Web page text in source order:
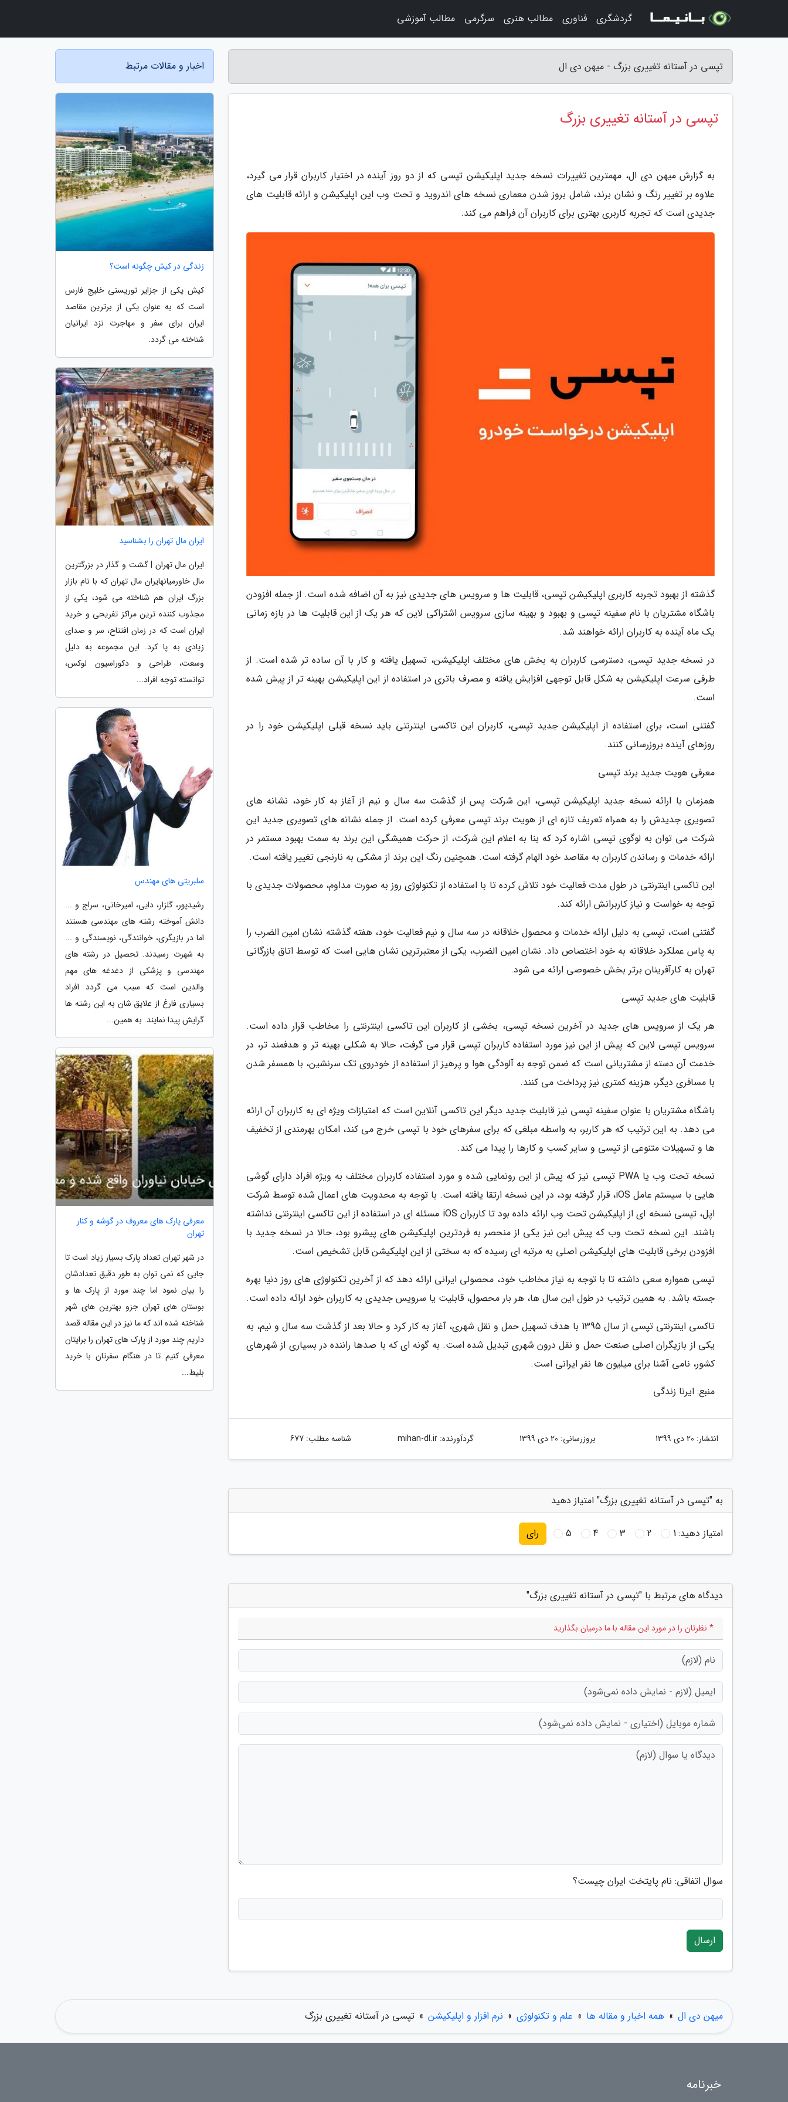
تپسی در آستانه تغییری بزرگ - میهن دی ال
تپسی در آستانه تغییری بزرگ
به گزارش میهن دی ال، مهمترین تغییرات نسخه جدید اپلیکیشن تپسی که از دو روز آینده در اختیار کاربران قرار می گیرد،
علاوه بر تغییر رنگ و نشان برند، شامل بروز شدن معماری نسخه های اندروید و تحت وب این اپلیکیشن و ارائه قابلیت های
جدیدی است که تجربه کاربری بهتری برای کاربران آن فراهم می کند.
گذشته از بهبود تجربه کاربری اپلیکیشن تپسی، قابلیت ها و سرویس های جدیدی نیز به آن اضافه شده است. از جمله افزودن
باشگاه مشتریان با نام سفینه تپسی و بهبود و بهینه سازی سرویس اشتراکی لاین که هر یک از این قابلیت ها در بازه زمانی
یک ماه آینده به کاربران ارائه خواهند شد.
در نسخه جدید تپسی، دسترسی کاربران به بخش های مختلف اپلیکیشن، تسهیل یافته و کار با آن ساده تر شده است. از
طرفی سرعت اپلیکیشن به شکل قابل توجهی افزایش یافته و مصرف باتری در استفاده از این اپلیکیشن بهینه تر از پیش شده
است.
گفتنی است، برای استفاده از اپلیکیشن جدید تپسی، کاربران این تاکسی اینترنتی باید نسخه قبلی اپلیکیشن خود را در
روزهای آینده بروزرسانی کنند.
معرفی هویت جدید برند تپسی
همزمان با ارائه نسخه جدید اپلیکیشن تپسی، این شرکت پس از گذشت سه سال و نیم از آغاز به کار خود، نشانه های
تصویری جدیدش را به همراه تعریف تازه ای از هویت برند تپسی معرفی کرده است. از جمله نشانه های تصویری جدید این
شرکت می توان به لوگوی تپسی اشاره کرد که بنا به اعلام این شرکت، از حرکت همیشگی این برند به سمت بهبود مستمر در
ارائه خدمات و رساندن کاربران به مقاصد خود الهام گرفته است. همچنین رنگ این برند از مشکی به نارنجی تغییر یافته است.
این تاکسی اینترنتی در طول مدت فعالیت خود تلاش کرده تا با استفاده از تکنولوژی روز به صورت مداوم، محصولات جدیدی با
توجه به خواست و نیاز کاربرانش ارائه کند.
گفتنی است، تپسی به دلیل ارائه خدمات و محصول خلاقانه در سه سال و نیم فعالیت خود، هفته گذشته نشان امین الضرب را
به پاس عملکرد خلاقانه به خود اختصاص داد. نشان امین الضرب، یکی از معتبرترین نشان هایی است که توسط اتاق بازرگانی
تهران به کارآفرینان برتر بخش خصوصی ارائه می شود.
قابلیت های جدید تپسی
هر یک از سرویس های جدید در آخرین نسخه تپسی، بخشی از کاربران این تاکسی اینترنتی را مخاطب قرار داده است.
سرویس تپسی لاین که پیش از این نیز مورد استفاده کاربران تپسی قرار می گرفت، حالا به شکلی بهینه تر و هدفمند تر، در
خدمت آن دسته از مشتریانی است که ضمن توجه به آلودگی هوا و پرهیز از استفاده از خودروی تک سرنشین، با همسفر شدن
با مسافری دیگر، هزینه کمتری نیز پرداخت می کنند.
باشگاه مشتریان با عنوان سفینه تپسی نیز قابلیت جدید دیگر این تاکسی آنلاین است که امتیازات ویژه ای به کاربران آن ارائه
می دهد. به این ترتیب که هر کاربر، به واسطه مبلغی که برای سفرهای خود با تپسی خرج می کند، امکان بهرمندی از تخفیف
ها و تسهیلات متنوعی از تپسی و سایر کسب و کارها را پیدا می کند.
نسخه تحت وب یا PWA تپسی نیز که پیش از این رونمایی شده و مورد استفاده کاربران مختلف به ویژه افراد دارای گوشی
هایی با سیستم عامل iOS، قرار گرفته بود، در این نسخه ارتقا یافته است. با توجه به محدویت های اعمال شده توسط شرکت
اپل، تپسی نسخه ای از اپلیکیشن تحت وب ارائه داده بود تا کاربران iOS مسئله ای در استفاده از این تاکسی اینترنتی نداشته
باشند. این نسخه تحت وب که پیش این نیز یکی از منحصر به فردترین اپلیکیشن های پیشرو بود، حالا در نسخه جدید با
افزودن برخی قابلیت های اپلیکیشن اصلی به مرتبه ای رسیده که به سختی از این اپلیکیشن قابل تشخیص است.
تپسی همواره سعی داشته تا با توجه به نیاز مخاطب خود، محصولی ایرانی ارائه دهد که از آخرین تکنولوژی های روز دنیا بهره
جسته باشد. به همین ترتیب در طول این سال ها، هر بار محصول، قابلیت یا سرویس جدیدی به کاربران خود ارائه داده است.
تاکسی اینترنتی تپسی از سال 1395 با هدف تسهیل حمل و نقل شهری، آغاز به کار کرد و حالا بعد از گذشت سه سال و نیم، به
یکی از بازیگران اصلی صنعت حمل و نقل درون شهری تبدیل شده است. به گونه ای که با صدها راننده در بسیاری از شهرهای
کشور، نامی آشنا برای میلیون ها نفر ایرانی است.
منبع: ایرنا زندگی
انتشار: 20 دی 1399 بروزرسانی: 20 دی 1399 گردآورنده:mihan-dl.ir شناسه مطلب: 677
به "تپسی در آستانه تغییری بزرگ" امتیاز دهید
امتیاز دهید:1
2
3
4
5 رای
دیدگاه های مرتبط با "تپسی در آستانه تغییری بزرگ"
* نظرتان را در مورد این مقاله با ما درمیان بگذارید
سوال اتفاقی: نام پایتخت ایران چیست؟
ارسال
اخبار و مقالات مرتبط
زندگی در کیش چگونه است؟
کیش یکی از جزایر توریستی خلیج فارس
است که به عنوان یکی از برترین مقاصد
ایران برای سفر و مهاجرت نزد ایرانیان
شناخته می گردد.
ایران مال تهران را بشناسید
ایران مال تهران | گشت و گذار در بزرگترین
مال خاورمیانهایران مال تهران که با نام بازار
بزرگ ایران هم شناخته می شود، یکی از
مجذوب کننده ترین مراکز تفریحی و خرید
ایران است که در زمان افتتاح، سر و صدای
زیادی به پا کرد. این مجموعه به دلیل
وسعت، طراحی و دکوراسیون لوکس،
توانسته توجه افراد...
سلبریتی های مهندس
رشیدپور، گلزار، دایی، امیرخانی، سراج و ...
دانش آموخته رشته های مهندسی هستند
اما در بازیگری، خوانندگی، نویسندگی و ...
به شهرت رسیدند. تحصیل در رشته های
مهندسی و پزشکی از دغدغه های مهم
والدین است که سبب می گردد افراد
بسیاری فارغ از علایق شان به این رشته ها
گرایش پیدا نمایند. به همین...
معرفی پارک های معروف در گوشه و کنار
تهران
در شهر تهران تعداد پارک بسیار زیاد است تا
جایی که نمی توان به طور دقیق تعدادشان
را بیان نمود اما چند مورد از پارک ها و
بوستان های تهران جزو بهترین های شهر
شناخته شده اند که ما نیز در این مقاله قصد
داریم چند مورد از پارک های تهران را برایتان
معرفی کنیم تا در هنگام سفرتان با خرید
بلیط...
میهن دی ال » همه اخبار و مقاله ها » علم و تکنولوژی » نرم افزار و اپلیکیشن » تپسی در آستانه تغییری بزرگ
گردشگری فناوری مطالب هنری سرگرمی مطالب آموزشی
خبرنامه